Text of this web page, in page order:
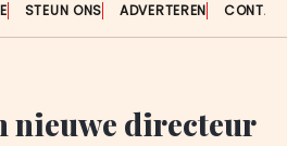
STEUN ONS ADVERTEREN
nieuwe directeur